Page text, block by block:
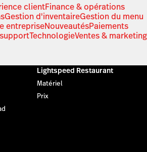
clientFinance & opérations
Gestion d'inventaireGestion du menu
entrepriseNouveautésPaiements
TechnologieVentes & marketing
Lightspeed Restaurant
Matériel
Prix